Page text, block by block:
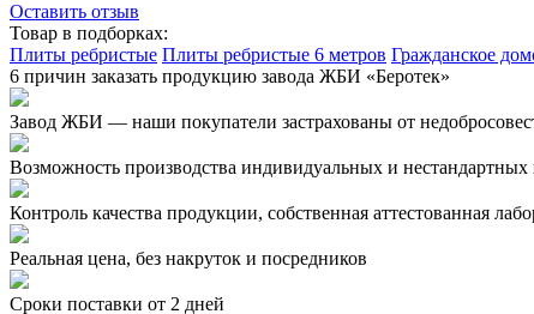
Оставить отзыв
Товар в подборках:
Плиты ребристые Плиты ребристые 6 метров Гражданское
6 причин заказать продукцию завода ЖБИ «Беротек»
Завод ЖБИ — наши покупатели застрахованы от
Возможность производства индивидуальных и нестандартных
Контроль качества продукции, собственная аттестованная
Реальная цена, без накруток и посредников
Сроки поставки от 2 дней